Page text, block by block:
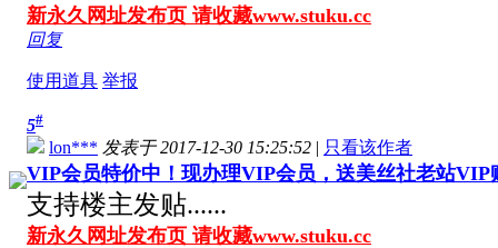
新永久网址发布页 请收藏www.stuku.cc
回复
使用道具 举报
5#
lon*** 发表于 2017-12-30 15:25:52 | 只看该作者
VIP会员特价中！现办理VIP会员，送美丝社老站VIP
支持楼主发贴......
新永久网址发布页 请收藏www.stuku.cc